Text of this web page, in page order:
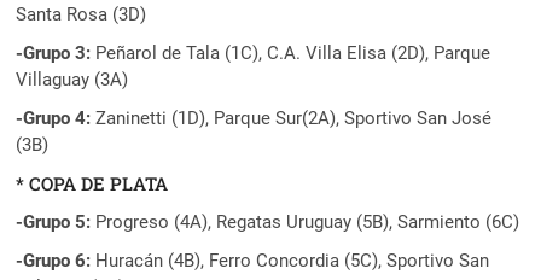
Santa Rosa (3D)
-Grupo 3: Peñarol de Tala (1C), C.A. Villa Elisa (2D), Parque
Villaguay (3A)
-Grupo 4:Zaninetti (1D), Parque Sur(2A), Sportivo San José
(3B)
* COPA DE PLATA
-Grupo 5: Progreso (4A), Regatas Uruguay (5B), Sarmiento (6C)
-Grupo 6: Huracán (4B), Ferro Concordia (5C), Sportivo San